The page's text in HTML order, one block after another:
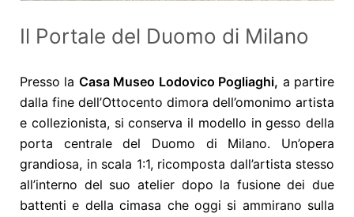
Il Portale del Duomo di Milano
Presso la Casa Museo Lodovico Pogliaghi, a partire
dalla fine dell’Ottocento dimora dell’omonimo artista
e collezionista, si conserva il modello in gesso della
porta centrale del Duomo di Milano. Un’opera
grandiosa, in scala 1:1, ricomposta dall’artista stesso
all’interno del suo atelier dopo la fusione dei due
battenti e della cimasa che oggi si ammirano sulla